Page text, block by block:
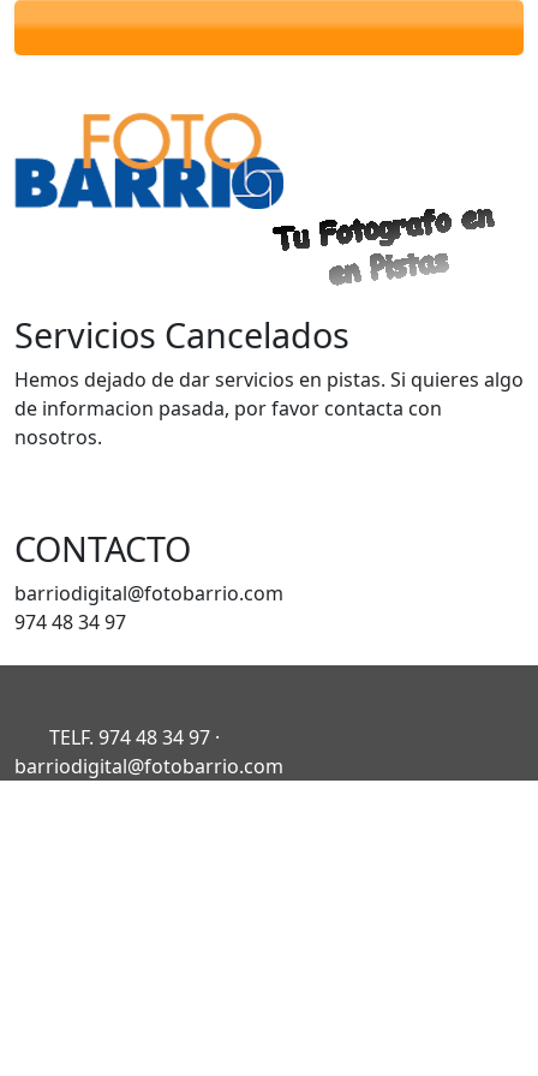
Servicios Cancelados
Hemos dejado de dar servicios en pistas. Si quieres algo
de informacion pasada, por favor contacta con
nosotros.
CONTACTO
barriodigital@fotobarrio.com
974 48 34 97
TELF. 974 48 34 97 ·
barriodigital@fotobarrio.com